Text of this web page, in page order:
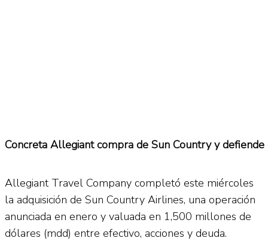
Concreta Allegiant compra de Sun Country y
Allegiant Travel Company completó este miércoles
la adquisición de Sun Country Airlines, una operación
anunciada en enero y valuada en 1,500 millones de
dólares (mdd) entre efectivo, acciones y deuda.